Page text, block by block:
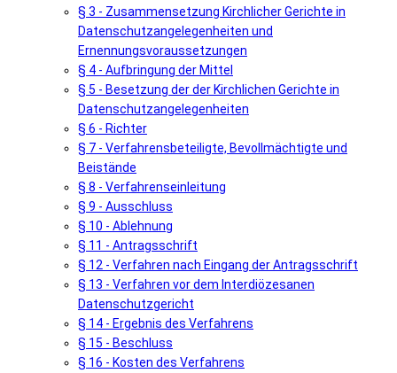
§ 3 - Zusammensetzung Kirchlicher Gerichte in
Datenschutzangelegenheiten und
Ernennungsvoraussetzungen
§ 4 - Aufbringung der Mittel
§ 5 - Besetzung der der Kirchlichen Gerichte in
Datenschutzangelegenheiten
§ 6 - Richter
§ 7 - Verfahrensbeteiligte, Bevollmächtigte und
Beistände
§ 8 - Verfahrenseinleitung
§ 9 - Ausschluss
§ 10 - Ablehnung
§ 11 - Antragsschrift
§ 12 - Verfahren nach Eingang der Antragsschrift
§ 13 - Verfahren vor dem Interdiözesanen
Datenschutzgericht
§ 14 - Ergebnis des Verfahrens
§ 15 - Beschluss
§ 16 - Kosten des Verfahrens